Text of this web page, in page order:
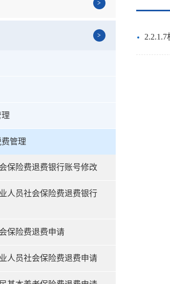
管理
保险费退费银行账号修改
人员社会保险费退费银行
保险费退费申请
人员社会保险费退费申请